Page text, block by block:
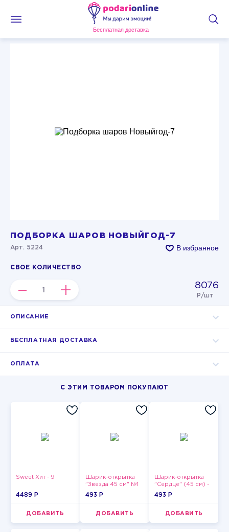
Бесплатная доставка
ПОДБОРКА ШАРОВ НОВЫЙГОД-7
Арт. 5224 В избранное
СВОЕ КОЛИЧЕСТВО
– + 8076
Р/шт
ОПИСАНИЕ
БЕСПЛАТНАЯ ДОСТАВКА
ОПЛАТА
С ЭТИМ ТОВАРОМ ПОКУПАЮТ
Sweet Хит - 9
4489 P
ДОБАВИТЬ
Шарик-открытка
"Звезда 45 см" №1
493 P
ДОБАВИТЬ
Шарик-открытка
"Сердце" (45 см) -
2
493 P
ДОБАВИТЬ